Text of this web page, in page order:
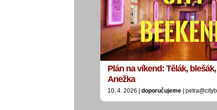
Plán na víkend: Tělák,
Anežka
10. 4. 2026 | doporučujeme |